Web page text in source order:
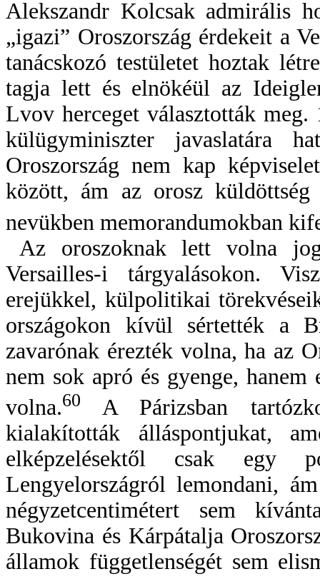
Alekszandr Kolcsak admirális
„igazi” Oroszország érdekeit a
tanácskozó testületet hoztak
tagja lett és elnökéül az
Lvov herceget választották
külügyminiszter javaslatára
Oroszország nem kap
között, ám az orosz
nevükben memorandumokban
Az oroszoknak lett volna
Versailles-i tárgyalásokon.
erejükkel, külpolitikai
országokon kívül sértették a
zavarónak érezték volna, ha az
nem sok apró és gyenge,
volna.60
A Párizsban
kialakították álláspontjukat,
elképzelésektől csak egy
Lengyelországról lemondani,
négyzetcentimétert sem
Bukovina és Kárpátalja
államok függetlenségét sem